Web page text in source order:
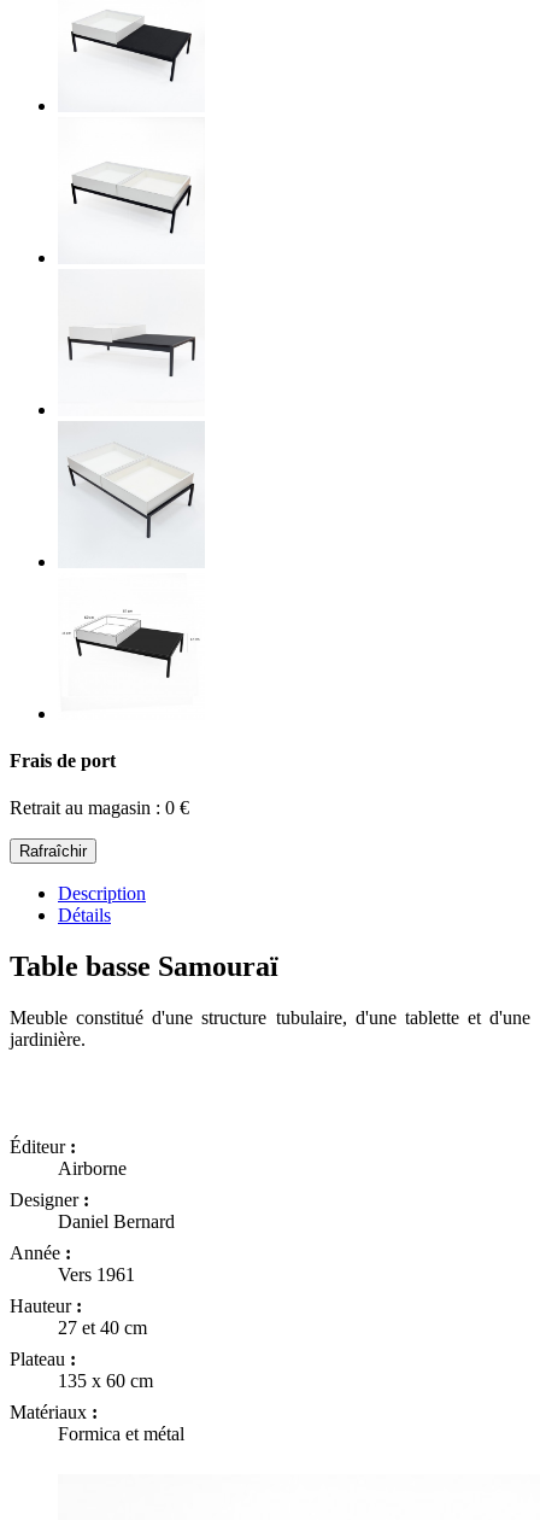
Frais de port
Retrait au magasin : 0 €
Description
Détails
Table basse Samouraï
Meuble constitué d'une structure tubulaire, d'une tablette et d'une
jardinière.
Éditeur :
Airborne
Designer :
Daniel Bernard
Année :
Vers 1961
Hauteur :
27 et 40 cm
Plateau :
135 x 60 cm
Matériaux :
Formica et métal